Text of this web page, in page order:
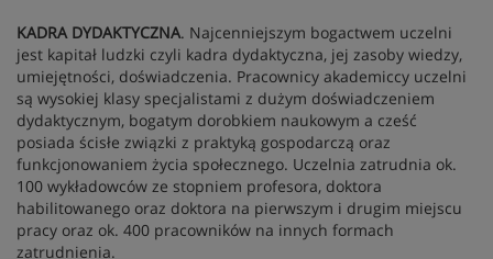
KADRA DYDAKTYCZNA. Najcenniejszym bogactwem uczelni
jest kapitał ludzki czyli kadra dydaktyczna, jej zasoby wiedzy,
umiejętności, doświadczenia. Pracownicy akademiccy uczelni
są wysokiej klasy specjalistami z dużym doświadczeniem
dydaktycznym, bogatym dorobkiem naukowym a cześć
posiada ścisłe związki z praktyką gospodarczą oraz
funkcjonowaniem życia społecznego. Uczelnia zatrudnia ok.
100 wykładowców ze stopniem profesora, doktora
habilitowanego oraz doktora na pierwszym i drugim miejscu
pracy oraz ok. 400 pracowników na innych formach
zatrudnienia.